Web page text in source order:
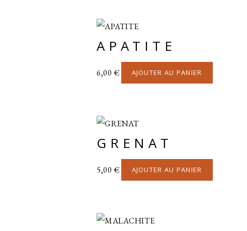
APATITE
6,00 € AJOUTER AU PANIER
GRENAT
5,00 € AJOUTER AU PANIER